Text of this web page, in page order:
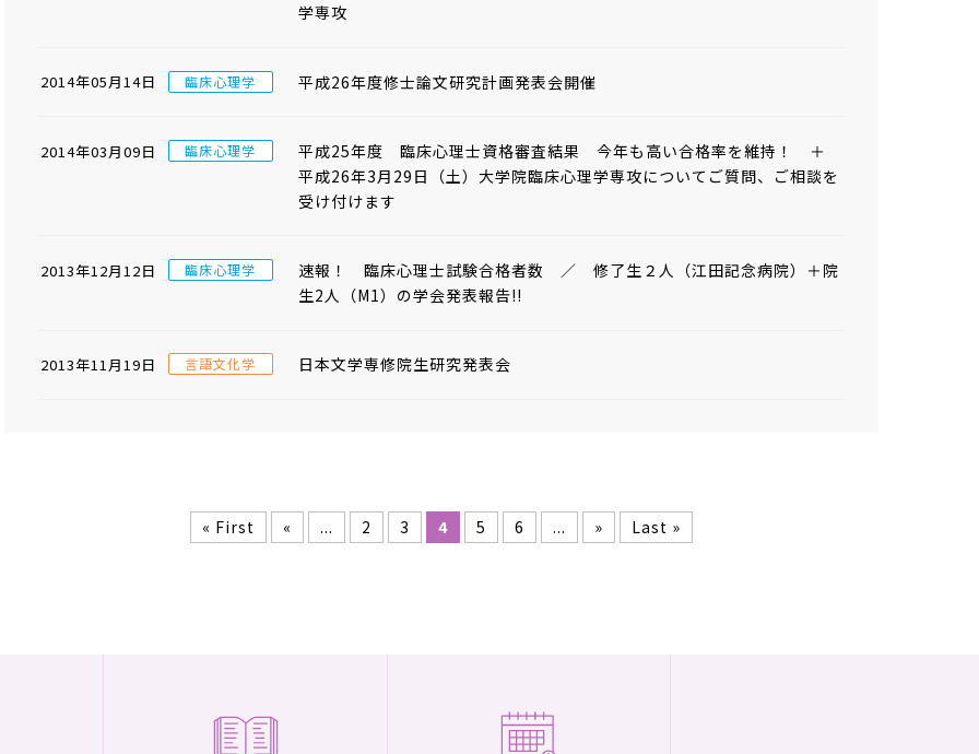
学専攻
2014年05月14日 臨床心理学 平成26年度修士論文研究計画発表会開催
2014年03月09日 臨床心理学
平成25年度 臨床心理士資格審査結果 今年も高い合格率を維持！ ＋
平成26年3月29日（土）大学院臨床心理学専攻についてご質問、ご相談を
受け付けます
2013年12月12日 臨床心理学
速報！ 臨床心理士試験合格者数 ／ 修了生２人（江田記念病院）＋院
生2人（M1）の学会発表報告!!
2013年11月19日 言語文化学 日本文学専修院生研究発表会
« First « ... 2 3 4 5 6 ... » Last »